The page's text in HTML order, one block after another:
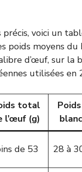
voici un
poids moyens du
d’œuf, sur la
utilisées en
total
l’œuf (g)
de 53 28 à